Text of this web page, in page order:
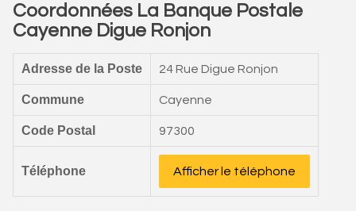
Coordonnées La Banque Postale
Cayenne Digue Ronjon
Adresse de la Poste 24 Rue Digue Ronjon
Commune Cayenne
Code Postal 97300
Téléphone Afficher le téléphone